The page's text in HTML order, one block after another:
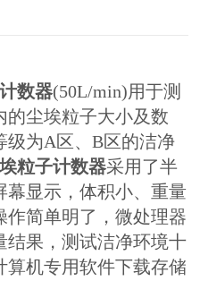
数器(50L/min)用于测
的尘埃粒子大小及数
级为A区、B区的洁净
粒子计数器采用了半
幕显示，体积小、重量
作简单明了，微处理器
结果，测试洁净环境十
算机专用软件下载存储